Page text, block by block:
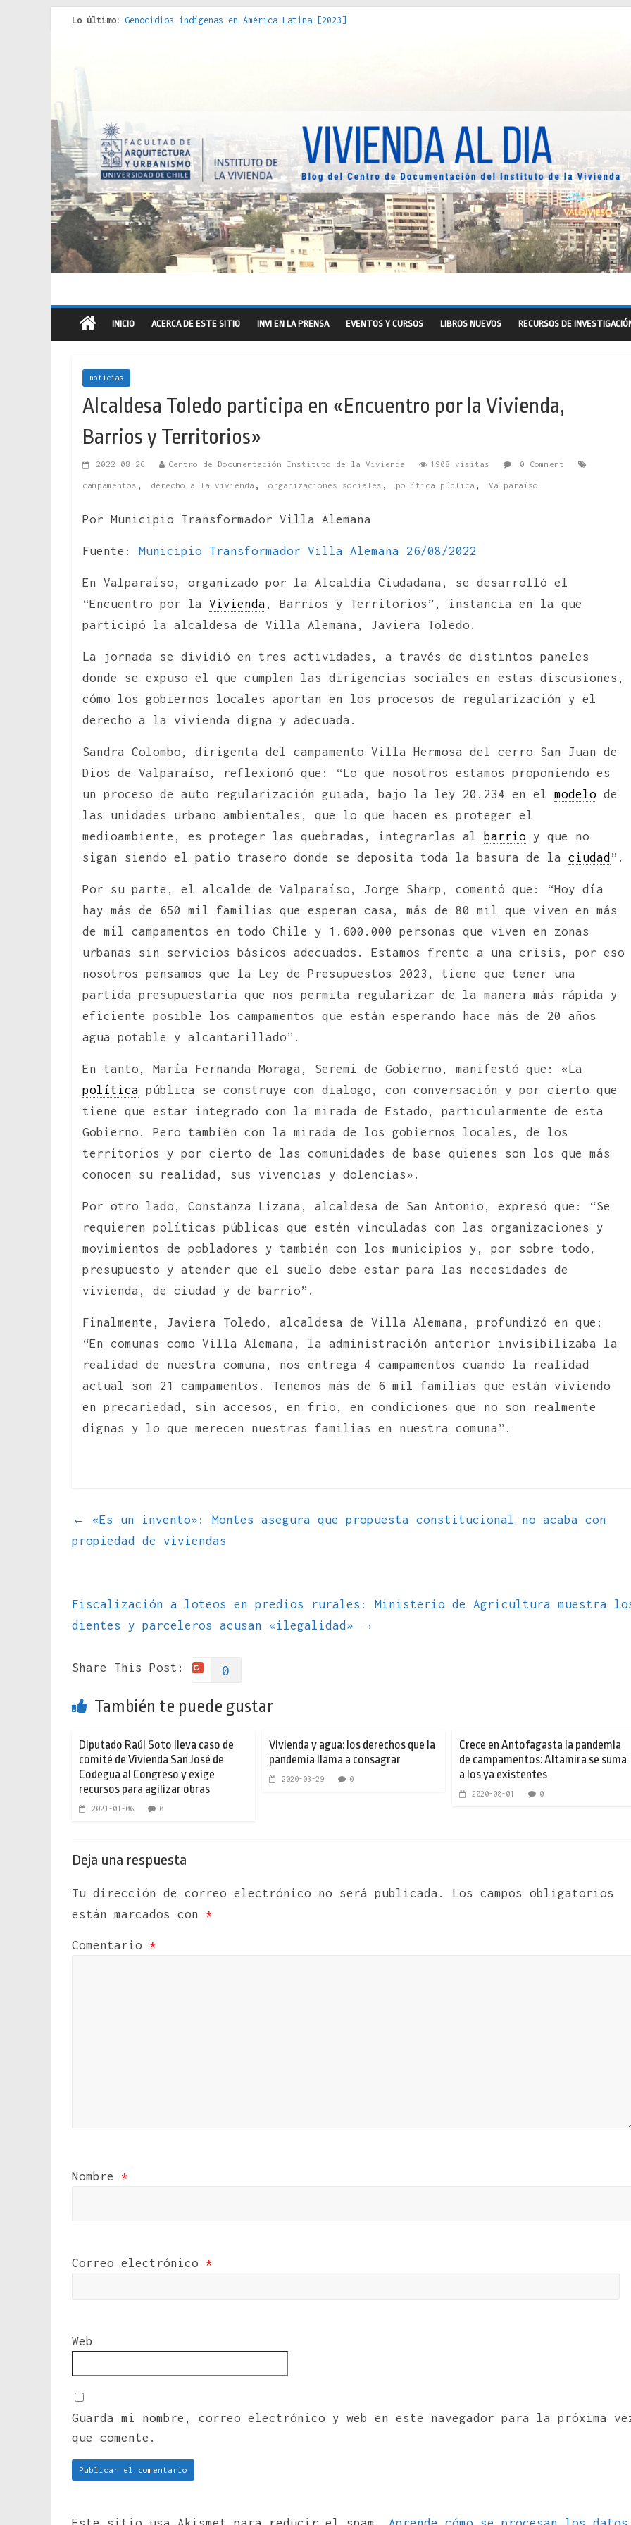
Lo último: Genocidios indígenas en América Latina [2023]
INICIO ACERCA DE ESTE SITIO INVI EN LA PRENSA EVENTOS Y CURSOS LIBROS NUEVOS RECURSOS DE
noticias
Alcaldesa Toledo participa en «Encuentro por la Vivienda,
Barrios y Territorios»
2022-08-26 Centro de Documentación Instituto de la Vivienda 1908 visitas 0 Comment
campamentos , derecho a la vivienda , organizaciones sociales , política pública , Valparaíso
Por Municipio Transformador Villa Alemana
Fuente: Municipio Transformador Villa Alemana 26/08/2022
En Valparaíso, organizado por la Alcaldía Ciudadana, se desarrolló el
“Encuentro por la Vivienda , Barrios y Territorios”, instancia en la que
participó la alcaldesa de Villa Alemana, Javiera Toledo.
La jornada se dividió en tres actividades, a través de distintos paneles
donde se expuso el que cumplen las dirigencias sociales en estas discusiones,
cómo los gobiernos locales aportan en los procesos de regularización y el
derecho a la vivienda digna y adecuada.
Sandra Colombo, dirigenta del campamento Villa Hermosa del cerro San Juan de
Dios de Valparaíso, reflexionó que: “Lo que nosotros estamos proponiendo es
un proceso de auto regularización guiada, bajo la ley 20.234 en el modelo de
las unidades urbano ambientales, que lo que hacen es proteger el
medioambiente, es proteger las quebradas, integrarlas al barrio y que no
sigan siendo el patio trasero donde se deposita toda la basura de la ciudad”.
Por su parte, el alcalde de Valparaíso, Jorge Sharp, comentó que: “Hoy día
hay más de 650 mil familias que esperan casa, más de 80 mil que viven en más
de mil campamentos en todo Chile y 1.600.000 personas que viven en zonas
urbanas sin servicios básicos adecuados. Estamos frente a una crisis, por eso
nosotros pensamos que la Ley de Presupuestos 2023, tiene que tener una
partida presupuestaria que nos permita regularizar de la manera más rápida y
eficiente posible los campamentos que están esperando hace más de 20 años
agua potable y alcantarillado”.
En tanto, María Fernanda Moraga, Seremi de Gobierno, manifestó que: «La
política pública se construye con dialogo, con conversación y por cierto que
tiene que estar integrado con la mirada de Estado, particularmente de esta
Gobierno. Pero también con la mirada de los gobiernos locales, de los
territorios y por cierto de las comunidades de base quienes son los que más
conocen su realidad, sus vivencias y dolencias».
Por otro lado, Constanza Lizana, alcaldesa de San Antonio, expresó que: “Se
requieren políticas públicas que estén vinculadas con las organizaciones y
movimientos de pobladores y también con los municipios y, por sobre todo,
presupuesto y atender que el suelo debe estar para las necesidades de
vivienda, de ciudad y de barrio”.
Finalmente, Javiera Toledo, alcaldesa de Villa Alemana, profundizó en que:
“En comunas como Villa Alemana, la administración anterior invisibilizaba la
realidad de nuestra comuna, nos entrega 4 campamentos cuando la realidad
actual son 21 campamentos. Tenemos más de 6 mil familias que están viviendo
en precariedad, sin accesos, en frio, en condiciones que no son realmente
dignas y lo que merecen nuestras familias en nuestra comuna”.
←
«Es un invento»: Montes asegura que propuesta constitucional no acaba con
propiedad de viviendas
Fiscalización a loteos en predios rurales: Ministerio de Agricultura muestra
dientes y parceleros acusan «ilegalidad»
→
Share This Post: 0
También te puede gustar
Diputado Raúl Soto lleva caso de
comité de Vivienda San José de
Codegua al Congreso y exige
recursos para agilizar obras
2021-01-06 0
Vivienda y agua: los derechos que la
pandemia llama a consagrar
2020-03-29 0
Crece en Antofagasta la pandemia
de campamentos: Altamira se suma
a los ya existentes
2020-08-01 0
Deja una respuesta
Tu dirección de correo electrónico no será publicada.
Los campos obligatorios
están marcados con *
Comentario *
Nombre *
Correo electrónico *
Web
Guarda mi nombre, correo electrónico y web en este navegador para la próxima
que comente.